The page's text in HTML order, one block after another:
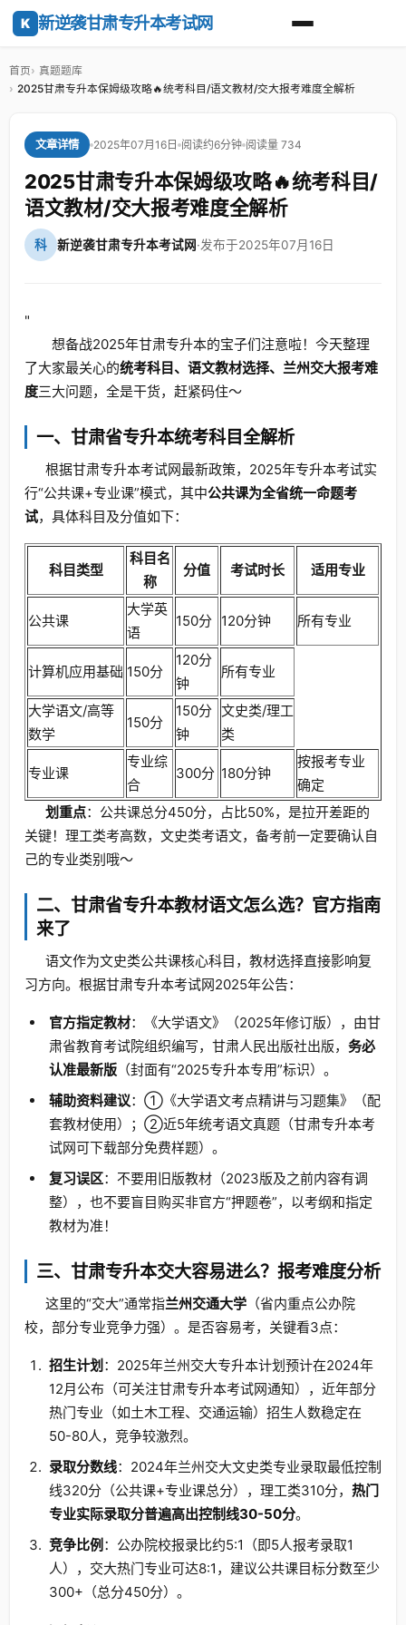
K 新逆袭甘肃专升本考试网
首页
真题题库
2025甘肃专升本保姆级攻略🔥统考科目/语文教材/交大报考难度全解析
文章详情 2025年07月16日 阅读约6分钟 阅读量 734
2025甘肃专升本保姆级攻略🔥统考科目/
语文教材/交大报考难度全解析
科 新逆袭甘肃专升本考试网·发布于2025年07月16日
"
想备战2025年甘肃专升本的宝子们注意啦！今天整理
了大家最关心的统考科目、语文教材选择、兰州交大报考难
度三大问题，全是干货，赶紧码住～
一、甘肃省专升本统考科目全解析
根据甘肃专升本考试网最新政策，2025年专升本考试实
行“公共课+专业课”模式，其中公共课为全省统一命题考
试，具体科目及分值如下：
科目类型
科目名
称
分值 考试时长 适用专业
公共课
大学英
语
150分 120分钟 所有专业
计算机应用基础 150分
120分
钟
所有专业
大学语文/高等
数学
150分
150分
钟
文史类/理工
类
专业课
专业综
合
300分 180分钟
按报考专业
确定
划重点：公共课总分450分，占比50%，是拉开差距的
关键！理工类考高数，文史类考语文，备考前一定要确认自
己的专业类别哦～
二、甘肃省专升本教材语文怎么选？官方指南
来了
语文作为文史类公共课核心科目，教材选择直接影响复
习方向。根据甘肃专升本考试网2025年公告：
官方指定教材：《大学语文》（2025年修订版），由甘
肃省教育考试院组织编写，甘肃人民出版社出版， 务必
认准最新版（封面有“2025专升本专用”标识）。
辅助资料建议：①《大学语文考点精讲与习题集》（配
套教材使用）；②近5年统考语文真题（甘肃专升本考
试网可下载部分免费样题）。
复习误区：不要用旧版教材（2023版及之前内容有调
整），也不要盲目购买非官方“押题卷”，以考纲和指定
教材为准！
三、甘肃专升本交大容易进么？报考难度分析
这里的“交大”通常指兰州交通大学（省内重点公办院
校，部分专业竞争力强）。是否容易考，关键看3点：
招生计划 ：2025年兰州交大专升本计划预计在2024年
12月公布（可关注甘肃专升本考试网通知），近年部分
热门专业（如土木工程、交通运输）招生人数稳定在
50-80人，竞争较激烈。
录取分数线：2024年兰州交大文史类专业录取最低控制
线320分（公共课+专业课总分），理工类310分， 热门
专业实际录取分普遍高出控制线30-50分。
竞争比例 ：公办院校报录比约5:1（即5人报考录取1
人），交大热门专业可达8:1，建议公共课目标分数至少
300+（总分450分）。